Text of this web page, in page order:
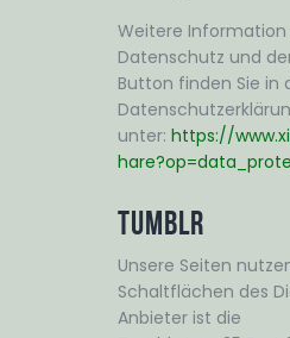
Weitere Information
Datenschutz und
Button finden Sie in
unter: https://
Tumblr
Unsere Seiten
Schaltflächen des
Anbieter ist die